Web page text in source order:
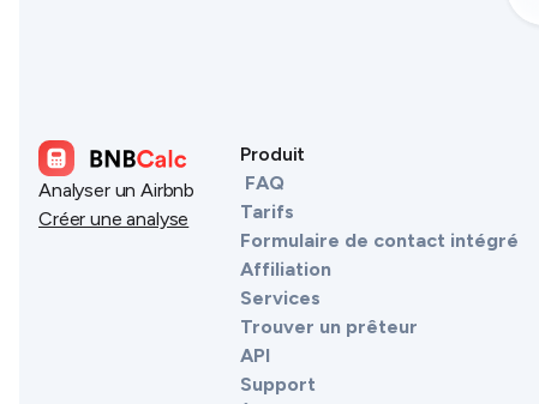
Analyser un Airbnb
Créer une analyse
Produit
FAQ
Tarifs
Formulaire de contact intégré
Affiliation
Services
Trouver un prêteur
API
Support